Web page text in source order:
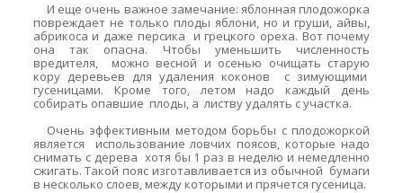
И еще очень важное замечание: яблонная плодожорка
повреждает не только плоды яблони, но и груши, айвы,
абрикоса и даже персика и грецкого ореха. Вот почему
она так опасна. Чтобы уменьшить численность
вредителя, можно весной и осенью очищать старую
кору деревьев для удаления коконов с зимующими
гусеницами. Кроме того, летом надо каждый день
собирать опавшие плоды, а листву удалять с участка.
Очень эффективным методом борьбы с плодожоркой
является использование ловчих поясов, которые надо
снимать с дерева хотя бы 1 раз в неделю и немедленно
сжигать. Такой пояс изготавливается из обычной бумаги
в несколько слоев, между которыми и прячется гусеница.